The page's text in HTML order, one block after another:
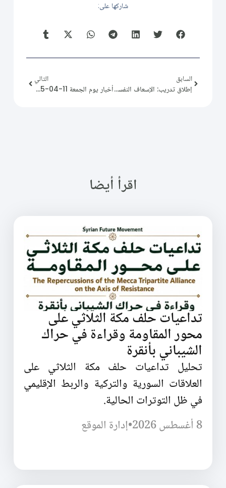
شاركها على:
السابق
إطلاق تدريب: الإسعاف النفسي الأولي
التالي
أخبار يوم الجمعة 11-04-2025
اقرأ أيضا
تداعيات حلف مكة الثلاثي على
محور المقاومة وقراءة في حراك
الشيباني بأنقرة
تحليل تداعيات حلف مكة الثلاثي على
العلاقات السورية والتركية والربط الإقليمي
في ظل التوترات الحالية.
8 أغسطس 2026
•إدارة الموقع